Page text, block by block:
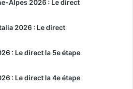
Alpes 2026 : Le direct
2026 : Le direct
: Le direct la 5e étape
: Le direct la 4e étape